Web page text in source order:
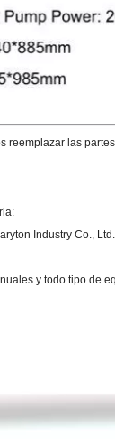
reemplazar las
Industry Co., Ltd.
y todo tipo de